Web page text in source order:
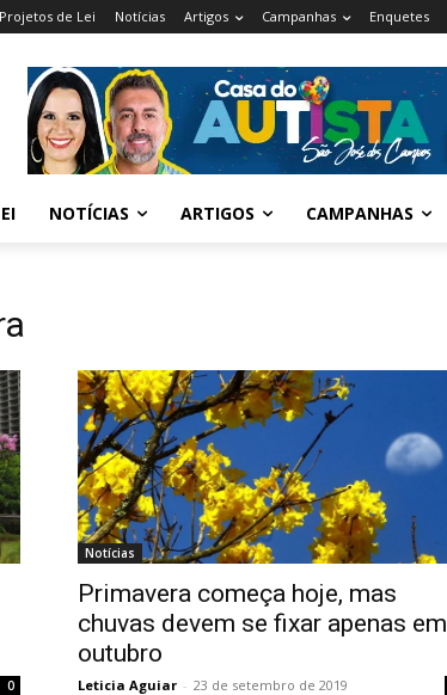
Projetos de Lei Notícias Artigos Campanhas Enquetes
NOTÍCIAS ARTIGOS CAMPANHAS
0
Notícias
Primavera começa hoje, mas
chuvas devem se fixar apenas em
outubro
Leticia Aguiar - 23 de setembro de 2019